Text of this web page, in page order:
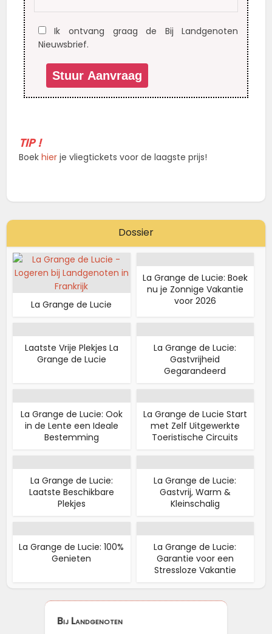
Ik ontvang graag de Bij Landgenoten
Nieuwsbrief.
TIP !
Boekhier je vliegtickets voor de laagste prijs!
Dossier
La Grange de Lucie
La Grange de Lucie: Boek
nu je Zonnige Vakantie
voor 2026
Laatste Vrije Plekjes La
Grange de Lucie
La Grange de Lucie:
Gastvrijheid
Gegarandeerd
La Grange de Lucie: Ook
in de Lente een Ideale
Bestemming
La Grange de Lucie Start
met Zelf Uitgewerkte
Toeristische Circuits
La Grange de Lucie:
Laatste Beschikbare
Plekjes
La Grange de Lucie:
Gastvrij, Warm &
Kleinschalig
La Grange de Lucie: 100%
Genieten
La Grange de Lucie:
Garantie voor een
Stressloze Vakantie
Bij Landgenoten